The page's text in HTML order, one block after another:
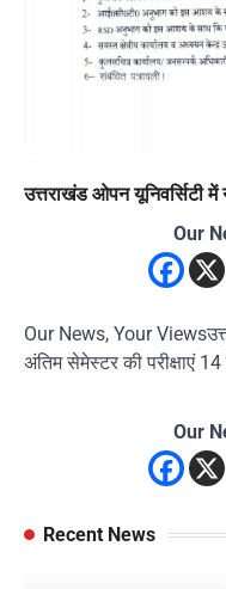
उत्तराखंड ओपन यूनिवर्सिटी
Our
Our News, Your
अंतिम सेमेस्टर की परीक्षाएं
Our
Recent News